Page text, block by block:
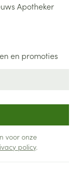
Apotheker
en promoties
voor onze
policy.